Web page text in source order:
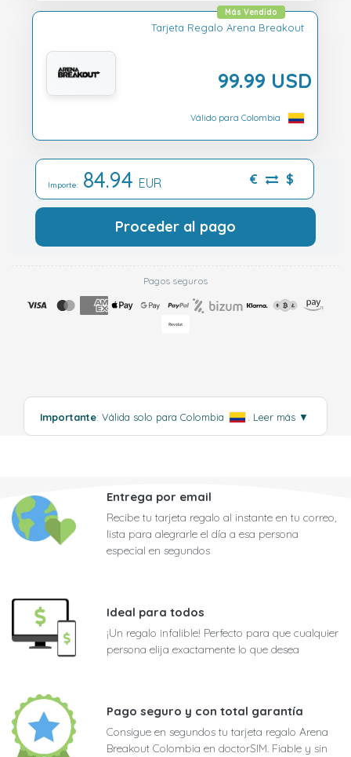
Tarjeta Regalo Arena Breakout
99.99 USD
Más Vendido
Válido para Colombia
Importe: 84.94 EUR € $
Proceder al pago
Pagos seguros
Importante: Válida solo para Colombia Leer más ▼
Entrega por email
Recibe tu tarjeta regalo al instante en tu correo,
lista para alegrarle el día a esa persona
especial en segundos
Ideal para todos
¡Un regalo infalible! Perfecto para que cualquier
persona elija exactamente lo que desea
Pago seguro y con total garantía
Consigue en segundos tu tarjeta regalo Arena
Breakout Colombia en doctorSIM. Fiable y sin